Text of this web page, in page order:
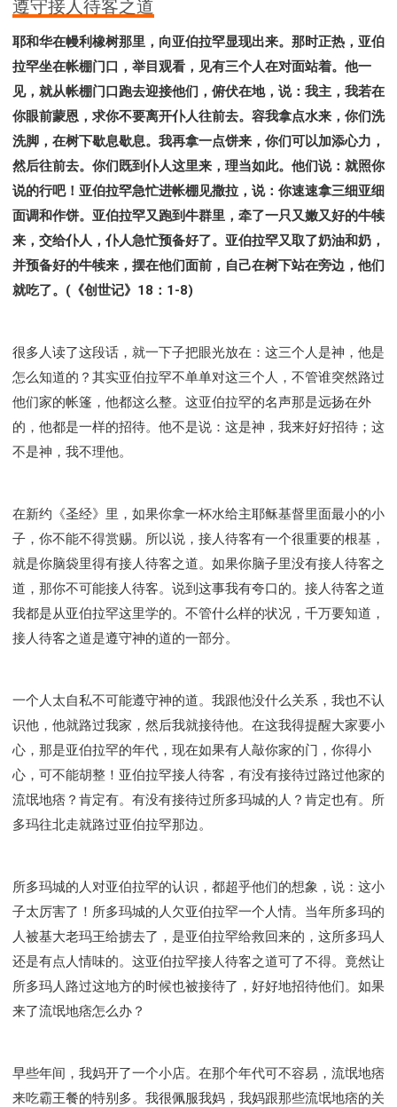
遵守接人待客之道
耶和华在幔利橡树那里，向亚伯拉罕显现出来。那时正热，亚伯
拉罕坐在帐棚门口，举目观看，见有三个人在对面站着。他一
见，就从帐棚门口跑去迎接他们，俯伏在地，说：我主，我若在
你眼前蒙恩，求你不要离开仆人往前去。容我拿点水来，你们洗
洗脚，在树下歇息歇息。我再拿一点饼来，你们可以加添心力，
然后往前去。你们既到仆人这里来，理当如此。他们说：就照你
说的行吧！亚伯拉罕急忙进帐棚见撒拉，说：你速速拿三细亚细
面调和作饼。亚伯拉罕又跑到牛群里，牵了一只又嫩又好的牛犊
来，交给仆人，仆人急忙预备好了。亚伯拉罕又取了奶油和奶，
并预备好的牛犊来，摆在他们面前，自己在树下站在旁边，他们
就吃了。(《创世记》18：1-8)
很多人读了这段话，就一下子把眼光放在：这三个人是神，他是
怎么知道的？其实亚伯拉罕不单单对这三个人，不管谁突然路过
他们家的帐篷，他都这么整。这亚伯拉罕的名声那是远扬在外
的，他都是一样的招待。他不是说：这是神，我来好好招待；这
不是神，我不理他。
在新约《圣经》里，如果你拿一杯水给主耶稣基督里面最小的小
子，你不能不得赏赐。所以说，接人待客有一个很重要的根基，
就是你脑袋里得有接人待客之道。如果你脑子里没有接人待客之
道，那你不可能接人待客。说到这事我有夸口的。接人待客之道
我都是从亚伯拉罕这里学的。不管什么样的状况，千万要知道，
接人待客之道是遵守神的道的一部分。
一个人太自私不可能遵守神的道。我跟他没什么关系，我也不认
识他，他就路过我家，然后我就接待他。在这我得提醒大家要小
心，那是亚伯拉罕的年代，现在如果有人敲你家的门，你得小
心，可不能胡整！亚伯拉罕接人待客，有没有接待过路过他家的
流氓地痞？肯定有。有没有接待过所多玛城的人？肯定也有。所
多玛往北走就路过亚伯拉罕那边。
所多玛城的人对亚伯拉罕的认识，都超乎他们的想象，说：这小
子太厉害了！所多玛城的人欠亚伯拉罕一个人情。当年所多玛的
人被基大老玛王给掳去了，是亚伯拉罕给救回来的，这所多玛人
还是有点人情味的。这亚伯拉罕接人待客之道可了不得。竟然让
所多玛人路过这地方的时候也被接待了，好好地招待他们。如果
来了流氓地痞怎么办？
早些年间，我妈开了一个小店。在那个年代可不容易，流氓地痞
来吃霸王餐的特别多。我很佩服我妈，我妈跟那些流氓地痞的关